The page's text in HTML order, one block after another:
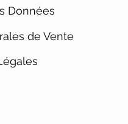
Données
de Vente